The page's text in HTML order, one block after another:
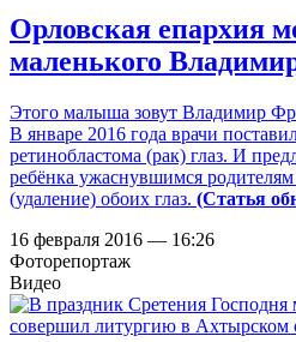
Орловская епархия
маленького
Этого малыша зовут Владимир
В январе 2016 года врачи
ретинобластома (рак) глаз. И
ребёнка ужаснувшимся
(удаление) обоих глаз. (Статья
16 февраля 2016 — 16:26
Фоторепортаж
Видео